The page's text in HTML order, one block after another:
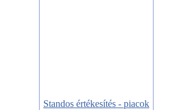
Standos értékesítés - piacok